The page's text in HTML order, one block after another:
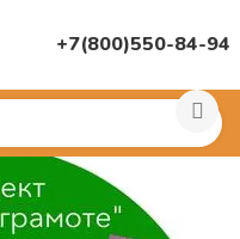
+7(800)550-84-94
ТОВАРОВ ПО